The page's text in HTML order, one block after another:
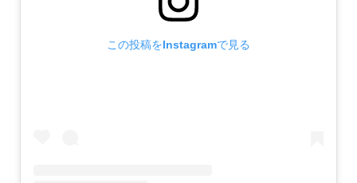
この投稿をInstagramで見る